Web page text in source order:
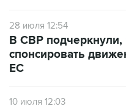
28 июля 12:54
В СВР подчеркнули,
спонсировать
ЕС
10 июля 12:03